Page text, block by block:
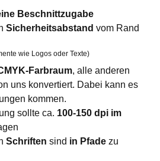
Beschnittzugabe
Sicherheitsabstand vom Rand
wie Logos oder Texte)
Farbraum, alle anderen
uns konvertiert. Dabei kann es
kommen.
sollte ca. 100-150 dpi im
Schriften sind in Pfade zu